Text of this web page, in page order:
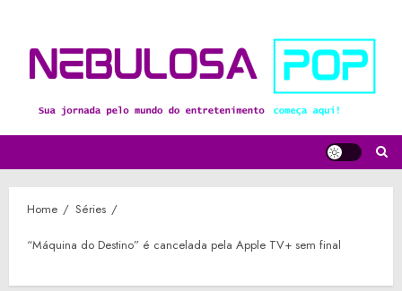
content
Home Séries
“Máquina do Destino” é cancelada pela Apple TV+ sem final